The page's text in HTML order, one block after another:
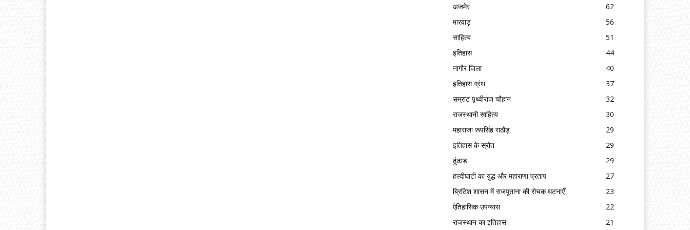
अजमेर
62
मारवाड़
56
साहित्य
51
इतिहास
44
नागौर जिला
40
इतिहास ग्रंथ
37
सम्राट पृथ्वीराज चौहान
32
राजस्थानी साहित्य
30
महाराजा रूपसिंह राठौड़
29
इतिहास के स्रोत
29
ढूंढाड़
29
हल्दीघाटी का युद्ध और महाराणा प्रताप
27
ब्रिटिश शासन में राजपूताना की रोचक घटनाएँ
23
ऐतिहासिक उपन्यास
22
राजस्थान का इतिहास
21